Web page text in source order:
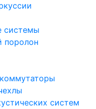
системы
поролон
систем